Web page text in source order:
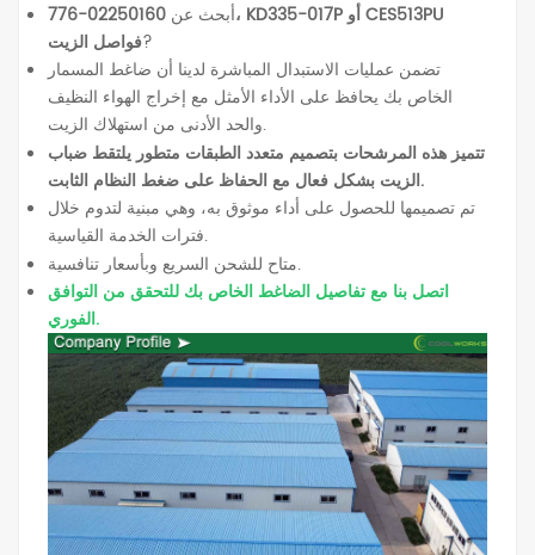
أبحث عن
02250160-776، KD335-017P أو CES513PU
فواصل الزيت?
تضمن عمليات الاستبدال المباشرة لدينا أن ضاغط المسمار
الخاص بك يحافظ على الأداء الأمثل مع إخراج الهواء النظيف
والحد الأدنى من استهلاك الزيت.
تتميز هذه المرشحات بتصميم متعدد الطبقات متطور يلتقط ضباب
الزيت بشكل فعال مع الحفاظ على ضغط النظام الثابت.
تم تصميمها للحصول على أداء موثوق به، وهي مبنية لتدوم خلال
فترات الخدمة القياسية.
متاح للشحن السريع وبأسعار تنافسية.
اتصل بنا مع تفاصيل الضاغط الخاص بك للتحقق من التوافق
الفوري.